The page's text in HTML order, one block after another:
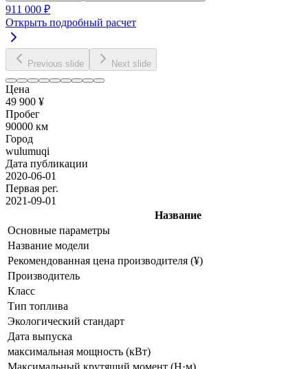
911 000 ₽
Открыть подробный расчет
Previous slide Next slide
Цена
49 900 ¥
Пробег
90000 км
Город
wulumuqi
Дата публикации
2020-06-01
Первая рег.
2021-09-01
Название
Основные параметры
Название модели
Рекомендованная цена производителя (¥)
Производитель
Класс
Тип топлива
Экологический стандарт
Дата выпуска
максимальная мощность (кВт)
Максимальный крутящий момент (Н·м)